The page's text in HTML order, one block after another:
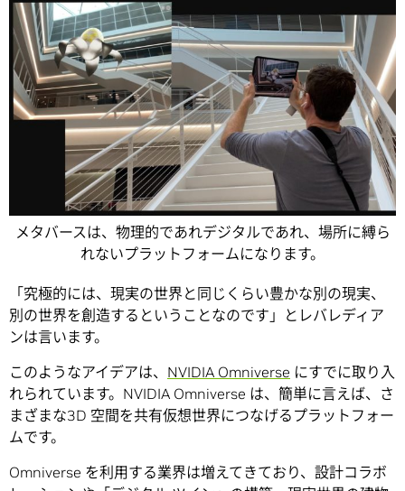
メタバースは、物理的であれデジタルであれ、場所に縛ら
れないプラットフォームになります。
「究極的には、現実の世界と同じくらい豊かな別の現実、
別の世界を創造するということなのです」とレバレディア
ンは言います。
このようなアイデアは、 NVIDIA Omniverse にすでに取り入
れられています。NVIDIA Omniverse は、簡単に言えば、さ
まざまな3D 空間を共有仮想世界につなげるプラットフォー
ムです。
Omniverse を利用する業界は増えてきており、設計コラボ